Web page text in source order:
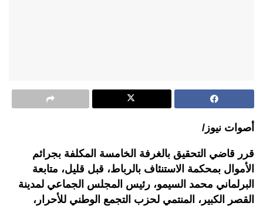
أصوات نيوز/
قرر قاضي التحقيق بالغرفة الخامسة المكلفة بجرائم
الأموال بمحكمة الاستنئاف بالرباط، قبل قليل، متابعة
البرلماني محمد السيمو، رئيس المجلس الجماعي لمدينة
القصر الكبير، المنتمي لحزب التجمع الوطني للأحرار،